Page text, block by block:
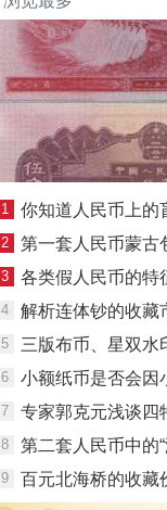
1 你知道人民币上的
2 第一套人民币蒙古
3 各类假人民币的特
4 解析连体钞的收藏
5 三版布币、星双水
6 小额纸币是否会因小
7 专家郭克元浅谈四
8 第二套人民币中的
9 百元北海桥的收藏